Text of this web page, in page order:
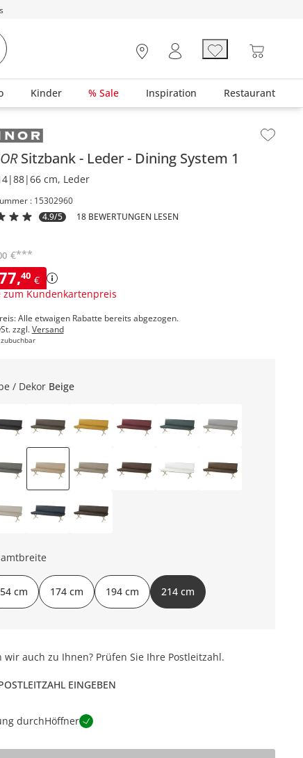
Kinder % Sale Inspiration Restaurant
Seitenleiste überspringen - Zum Seitenende
Sitzbank Leder Dining System 1
cm, Leder
: 15302960
4.9/5
18 BEWERTUNGEN LESEN
,40 €
zum Kundenkartenpreis
€***
Alle etwaigen Rabatte bereits abgezogen.
zzgl.Versand
/ Dekor Beige
cm 174 cm 194 cm 214 cm
wir auch zu Ihnen? Prüfen Sie Ihre Postleitzahl.
EINGEBEN
durchHöffner